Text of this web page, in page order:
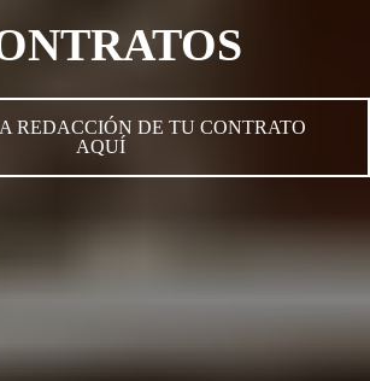
REDACCIÓN DE TU CONTRATO
AQUÍ